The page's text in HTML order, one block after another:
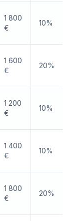
1 800
€
10%
1 600
€
20%
1 200
€
10%
1 400
€
10%
1 800
€
20%